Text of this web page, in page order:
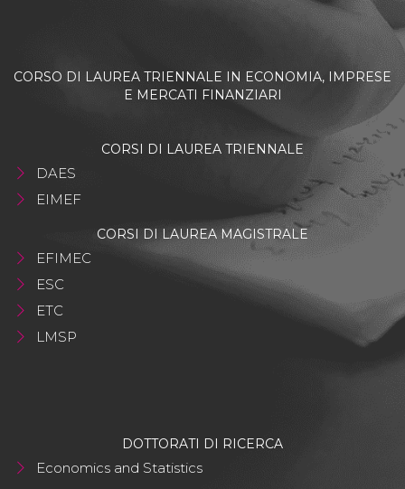
CORSO DI LAUREA TRIENNALE IN ECONOMIA, IMPRESE
E MERCATI FINANZIARI
CORSI DI LAUREA TRIENNALE
DAES
EIMEF
CORSI DI LAUREA MAGISTRALE
EFIMEC
ESC
ETC
LMSP
DOTTORATI DI RICERCA
Economics and Statistics